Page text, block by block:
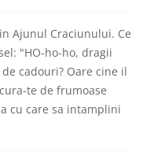
Ajunul Craciunului. Ce
"HO-ho-ho, dragii
cadouri? Oare cine il
te de frumoase
cu care sa intamplini